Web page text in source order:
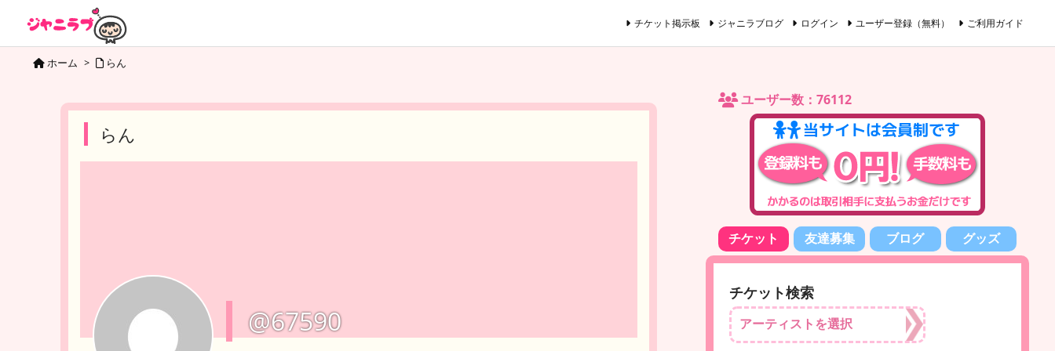
チケット掲示板 ジャニラブログ ログイン ユーザー登録（無料） ご利用ガイド
ホーム > らん
らん
@67590
ユーザー数：76112
チケット 友達募集 ブログ グッズ
チケット検索